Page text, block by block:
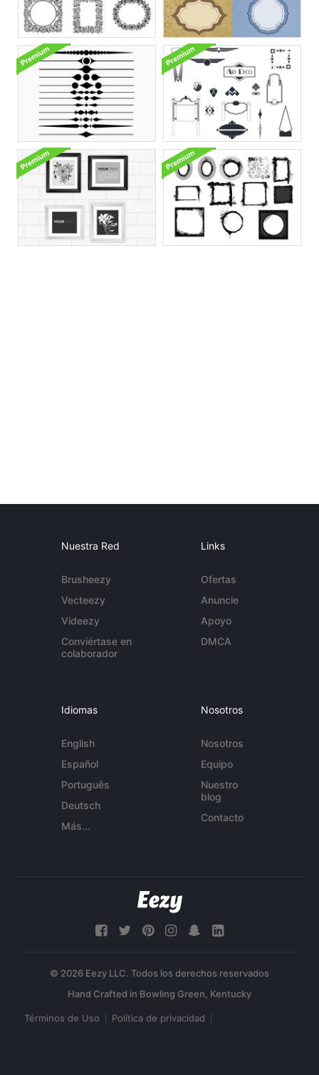
Nuestra Red
Brusheezy
Vecteezy
Videezy
Conviértase en
colaborador
Links
Ofertas
Anuncie
Apoyo
DMCA
Idiomas
English
Español
Português
Deutsch
Más...
Nosotros
Nosotros
Equipo
Nuestro
blog
Contacto
© 2026 Eezy LLC. Todos los derechos reservados
Términos de Uso Política de privacidad